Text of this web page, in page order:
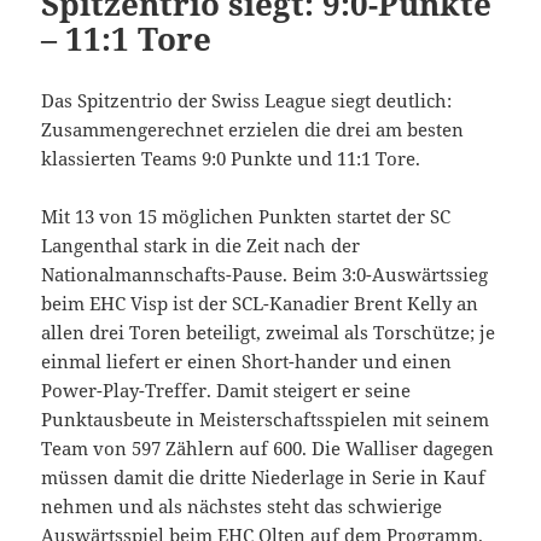
– 11:1 Tore
Das Spitzentrio der Swiss League siegt deutlich:
Zusammengerechnet erzielen die drei am besten
klassierten Teams 9:0 Punkte und 11:1 Tore.
Mit 13 von 15 möglichen Punkten startet der SC
Langenthal stark in die Zeit nach der
Nationalmannschafts-Pause. Beim 3:0-Auswärtssieg
beim EHC Visp ist der SCL-Kanadier Brent Kelly an
allen drei Toren beteiligt, zweimal als Torschütze; je
einmal liefert er einen Short-hander und einen
Power-Play-Treffer. Damit steigert er seine
Punktausbeute in Meisterschaftsspielen mit seinem
Team von 597 Zählern auf 600. Die Walliser dagegen
müssen damit die dritte Niederlage in Serie in Kauf
nehmen und als nächstes steht das schwierige
Auswärtsspiel beim EHC Olten auf dem Programm.